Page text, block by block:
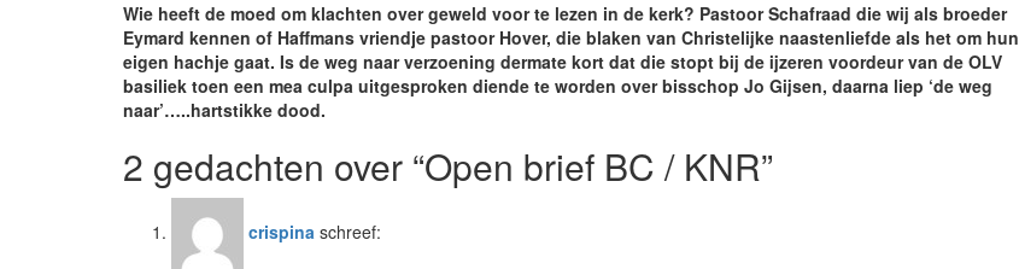
Wie heeft de moed om klachten over geweld voor te lezen in de kerk? Pastoor Schafraad die wij als broeder
Eymard kennen of Haffmans vriendje pastoor Hover, die blaken van Christelijke naastenliefde als het om hun
eigen hachje gaat. Is de weg naar verzoening dermate kort dat die stopt bij de ijzeren voordeur van de OLV
basiliek toen een mea culpa uitgesproken diende te worden over bisschop Jo Gijsen, daarna liep ‘de weg
naar’…..hartstikke dood.
2 gedachten over “Open brief BC / KNR”
crispina schreef: